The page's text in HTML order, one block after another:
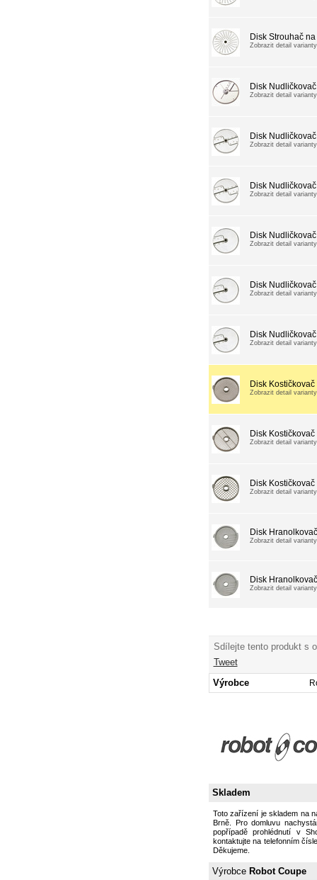
Disk Strouhač
Zobrazit detail varianty
Disk
Zobrazit detail varianty
Disk
Zobrazit detail varianty
Disk
Zobrazit detail varianty
Disk
Zobrazit detail varianty
Disk
Zobrazit detail varianty
Disk
Zobrazit detail varianty
Disk
Zobrazit detail varianty
Disk
Zobrazit detail varianty
Disk
Zobrazit detail varianty
Disk
Zobrazit detail varianty
Disk
Zobrazit detail varianty
Sdílejte tento produkt s
Tweet
Výrobce
Skladem
Toto zařízení je skladem na
Brně. Pro domluvu
popřípadě prohlédnutí v
kontaktujte na telefonním
Děkujeme.
Výrobce Robot Coupe